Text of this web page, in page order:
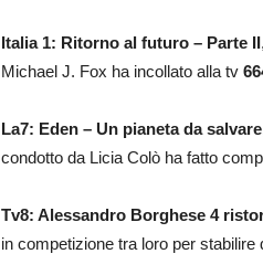
Italia 1: Ritorno al futuro – Parte II
Michael J. Fox ha incollato alla tv
La7: Eden – Un pianeta da salvare
condotto da Licia Colò ha fatto
Tv8: Alessandro Borghese 4
in competizione tra loro per